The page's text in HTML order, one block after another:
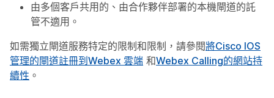
由多個客戶共用的、由合作夥伴部署的本機閘道的託
管不適用。
如需獨立閘道服務特定的限制和限制，請參閱將Cisco IOS
管理的閘道註冊到Webex 雲端 和Webex Calling的網站持
續性 。